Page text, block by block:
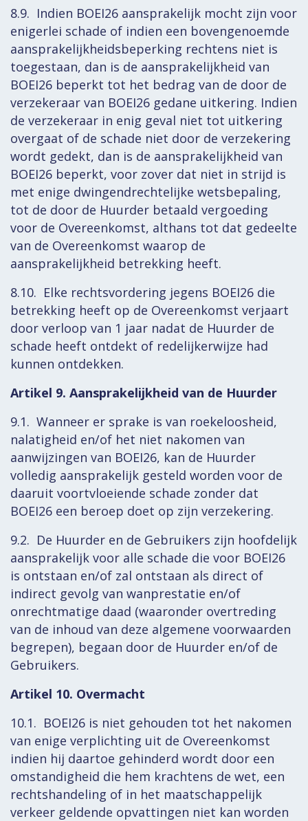
8.9. Indien BOEI26 aansprakelijk mocht zijn voor
enigerlei schade of indien een bovengenoemde
aansprakelijkheidsbeperking rechtens niet is
toegestaan, dan is de aansprakelijkheid van
BOEI26 beperkt tot het bedrag van de door de
verzekeraar van BOEI26 gedane uitkering. Indien
de verzekeraar in enig geval niet tot uitkering
overgaat of de schade niet door de verzekering
wordt gedekt, dan is de aansprakelijkheid van
BOEI26 beperkt, voor zover dat niet in strijd is
met enige dwingendrechtelijke wetsbepaling,
tot de door de Huurder betaald vergoeding
voor de Overeenkomst, althans tot dat gedeelte
van de Overeenkomst waarop de
aansprakelijkheid betrekking heeft.
8.10. Elke rechtsvordering jegens BOEI26 die
betrekking heeft op de Overeenkomst verjaart
door verloop van 1 jaar nadat de Huurder de
schade heeft ontdekt of redelijkerwijze had
kunnen ontdekken.
Artikel 9. Aansprakelijkheid van de Huurder
9.1. Wanneer er sprake is van roekeloosheid,
nalatigheid en/of het niet nakomen van
aanwijzingen van BOEI26, kan de Huurder
volledig aansprakelijk gesteld worden voor de
daaruit voortvloeiende schade zonder dat
BOEI26 een beroep doet op zijn verzekering.
9.2. De Huurder en de Gebruikers zijn hoofdelijk
aansprakelijk voor alle schade die voor BOEI26
is ontstaan en/of zal ontstaan als direct of
indirect gevolg van wanprestatie en/of
onrechtmatige daad (waaronder overtreding
van de inhoud van deze algemene voorwaarden
begrepen), begaan door de Huurder en/of de
Gebruikers.
Artikel 10. Overmacht
10.1. BOEI26 is niet gehouden tot het nakomen
van enige verplichting uit de Overeenkomst
indien hij daartoe gehinderd wordt door een
omstandigheid die hem krachtens de wet, een
rechtshandeling of in het maatschappelijk
verkeer geldende opvattingen niet kan worden